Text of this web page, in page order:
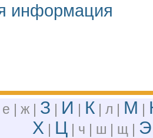
информация
| ж | З И К| л | М
Х
Ц| ч | ш | щ | Э